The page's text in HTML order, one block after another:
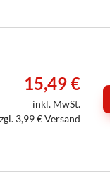
15,49 €
inkl. MwSt.
3,99 € Versand